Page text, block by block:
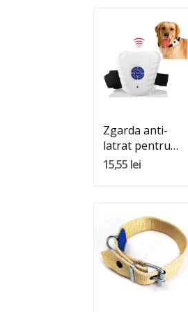
Quantity:
Adauga In Cos
Zgarda anti-
latrat pentru
caini
15,55 lei
Quantity:
Adauga In Cos